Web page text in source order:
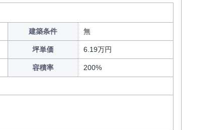
建築条件 無
坪単価 6.19万円
容積率 200%